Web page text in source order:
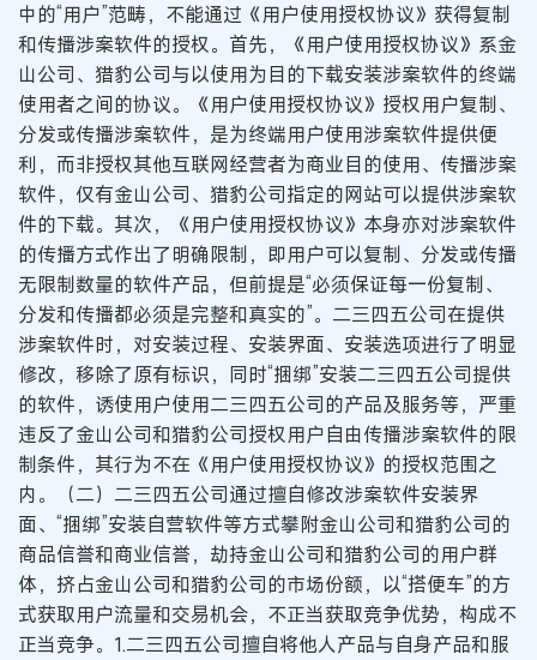
中的“用户”范畴，不能通过《用户使用授权协议》获得复制
和传播涉案软件的授权。首先，《用户使用授权协议》系金
山公司、猎豹公司与以使用为目的下载安装涉案软件的终端
使用者之间的协议。《用户使用授权协议》授权用户复制、
分发或传播涉案软件，是为终端用户使用涉案软件提供便
利，而非授权其他互联网经营者为商业目的使用、传播涉案
软件，仅有金山公司、猎豹公司指定的网站可以提供涉案软
件的下载。其次，《用户使用授权协议》本身亦对涉案软件
的传播方式作出了明确限制，即用户可以复制、分发或传播
无限制数量的软件产品，但前提是“必须保证每一份复制、
分发和传播都必须是完整和真实的”。二三四五公司在提供
涉案软件时，对安装过程、安装界面、安装选项进行了明显
修改，移除了原有标识，同时“捆绑”安装二三四五公司提供
的软件，诱使用户使用二三四五公司的产品及服务等，严重
违反了金山公司和猎豹公司授权用户自由传播涉案软件的限
制条件，其行为不在《用户使用授权协议》的授权范围之
内。（二）二三四五公司通过擅自修改涉案软件安装界
面、“捆绑”安装自营软件等方式攀附金山公司和猎豹公司的
商品信誉和商业信誉，劫持金山公司和猎豹公司的用户群
体，挤占金山公司和猎豹公司的市场份额，以“搭便车”的方
式获取用户流量和交易机会，不正当获取竞争优势，构成不
正当竞争。1.二三四五公司擅自将他人产品与自身产品和服